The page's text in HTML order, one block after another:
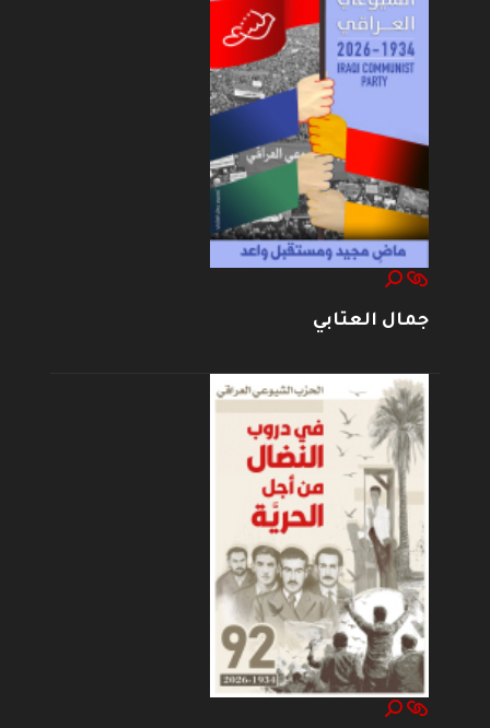
جمال العتابي